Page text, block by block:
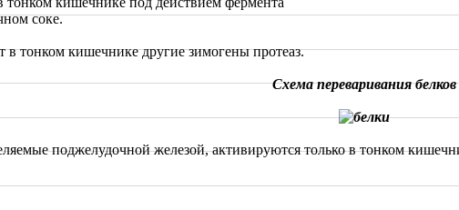
соке.
тонком кишечнике другие зимогены протеаз.
Схема переваривания белков
поджелудочной железой, активируются только в тонком